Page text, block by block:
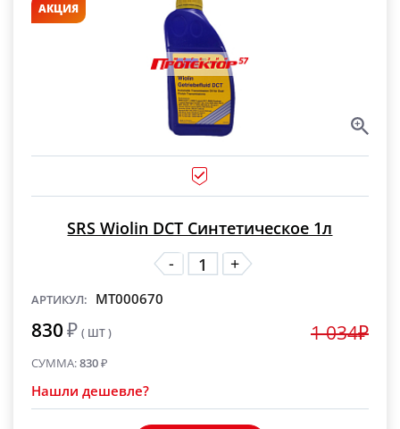
АКЦИЯ
SRS Wiolin DCT Синтетическое 1л
-
+
АРТИКУЛ: MT000670
830₽ ( ШТ ) 1 034₽
СУММА:830₽
Нашли дешевле?